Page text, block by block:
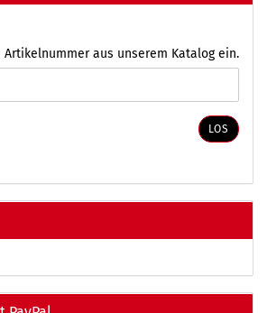
aus unserem Katalog ein.
LOS